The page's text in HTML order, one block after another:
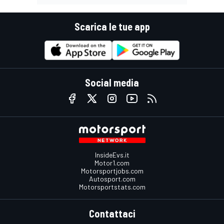
Scarica le tue app
Social media
InsideEvs.it
Motor1.com
Motorsportjobs.com
Autosport.com
Motorsportstats.com
Contattaci